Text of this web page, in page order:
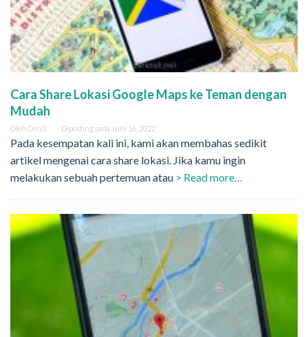
Cara Share Lokasi Google Maps ke Teman dengan
Mudah
Oleh Dendi Diposting pada Juni 16, 2022
Pada kesempatan kali ini, kami akan membahas sedikit
artikel mengenai cara share lokasi. Jika kamu ingin
melakukan sebuah pertemuan atau > Read more…